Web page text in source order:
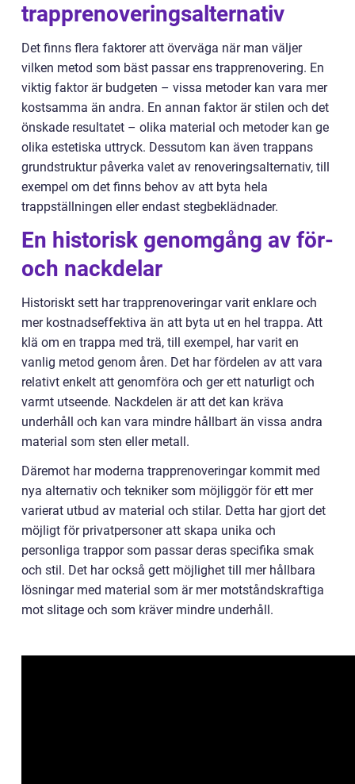
trapprenoveringsalternativ
Det finns flera faktorer att överväga när man väljer
vilken metod som bäst passar ens trapprenovering. En
viktig faktor är budgeten – vissa metoder kan vara mer
kostsamma än andra. En annan faktor är stilen och det
önskade resultatet – olika material och metoder kan ge
olika estetiska uttryck. Dessutom kan även trappans
grundstruktur påverka valet av renoveringsalternativ, till
exempel om det finns behov av att byta hela
trappställningen eller endast stegbeklädnader.
En historisk genomgång av för-
och nackdelar
Historiskt sett har trapprenoveringar varit enklare och
mer kostnadseffektiva än att byta ut en hel trappa. Att
klä om en trappa med trä, till exempel, har varit en
vanlig metod genom åren. Det har fördelen av att vara
relativt enkelt att genomföra och ger ett naturligt och
varmt utseende. Nackdelen är att det kan kräva
underhåll och kan vara mindre hållbart än vissa andra
material som sten eller metall.
Däremot har moderna trapprenoveringar kommit med
nya alternativ och tekniker som möjliggör för ett mer
varierat utbud av material och stilar. Detta har gjort det
möjligt för privatpersoner att skapa unika och
personliga trappor som passar deras specifika smak
och stil. Det har också gett möjlighet till mer hållbara
lösningar med material som är mer motståndskraftiga
mot slitage och som kräver mindre underhåll.